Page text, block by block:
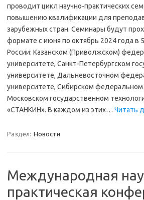
проводит цикл научно-практических
повышению квалификации для
зарубежных стран. Семинары будут
формате с июня по октябрь 2024 года в
России: Казанском (Приволжском)
университете, Санкт-Петербургском
университете, Дальневосточном
университете, Сибирском федеральном
Московском государственном
«СТАНКИН». В каждом из этих… Читать
Раздел: Новости
Международная
практическая